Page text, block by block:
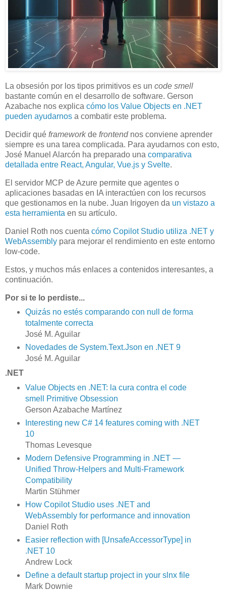
La obsesión por los tipos primitivos es un code smell
bastante común en el desarrollo de software. Gerson
Azabache nos explica cómo los Value Objects en .NET
pueden ayudarnos a combatir este problema.
Decidir qué frameworkde frontendnos conviene aprender
siempre es una tarea complicada. Para ayudarnos con esto,
José Manuel Alarcón ha preparado una comparativa
detallada entre React, Angular, Vue.js y Svelte.
El servidor MCP de Azure permite que agentes o
aplicaciones basadas en IA interactúen con los recursos
que gestionamos en la nube. Juan Irigoyen da un vistazo a
esta herramienta en su artículo.
Daniel Roth nos cuenta cómo Copilot Studio utiliza .NET y
WebAssembly para mejorar el rendimiento en este entorno
low-code.
Estos, y muchos más enlaces a contenidos interesantes, a
continuación.
Por si te lo perdiste...
Quizás no estés comparando con null de forma
totalmente correcta
José M. Aguilar
Novedades de System.Text.Json en .NET 9
José M. Aguilar
.NET
Value Objects en .NET: la cura contra el code
smell Primitive Obsession
Gerson Azabache Martínez
Interesting new C# 14 features coming with .NET
10
Thomas Levesque
Modern Defensive Programming in .NET —
Unified Throw-Helpers and Multi-Framework
Compatibility
Martin Stühmer
How Copilot Studio uses .NET and
WebAssembly for performance and innovation
Daniel Roth
Easier reflection with [UnsafeAccessorType] in
.NET 10
Andrew Lock
Define a default startup project in your slnx file
Mark Downie